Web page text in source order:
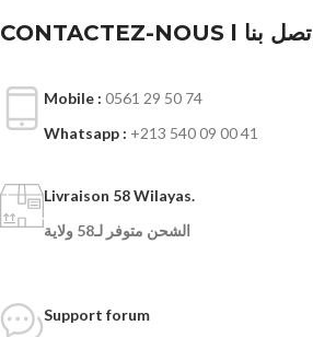
CONTACTEZ-NOUS l إتصل بنا
Mobile : 0561 29 50 74
Whatsapp : +213 540 09 00 41
Livraison 58 Wilayas.
الشحن متوفر لـ58 ولاية
Support forum